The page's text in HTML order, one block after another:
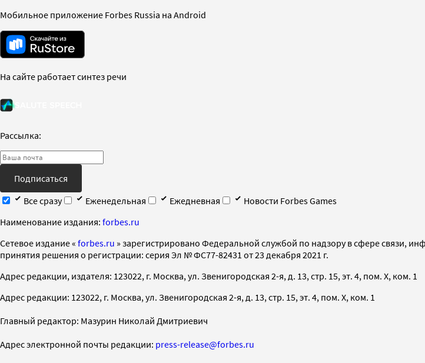
Мобильное приложение Forbes Russia на Android
На сайте работает синтез речи
Рассылка:
Подписаться
Все сразу
Еженедельная Ежедневная
Новости Forbes Games
Наименование издания: forbes.ru
Cетевое издание « forbes.ru » зарегистрировано Федеральной службой по надзору в сфере связи,
принятия решения о регистрации: серия Эл № ФС77-82431 от 23 декабря 2021 г.
Адрес редакции, издателя: 123022, г. Москва, ул. Звенигородская 2-я, д. 13, стр. 15, эт. 4, пом. X, ком. 1
Адрес редакции: 123022, г. Москва, ул. Звенигородская 2-я, д. 13, стр. 15, эт. 4, пом. X, ком. 1
Главный редактор: Мазурин Николай Дмитриевич
Адрес электронной почты редакции: press-release@forbes.ru